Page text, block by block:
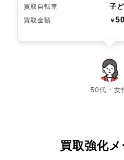
買取自転車 子
買取金額 ￥
50代・女
chevron_left chevron_right
買取強化